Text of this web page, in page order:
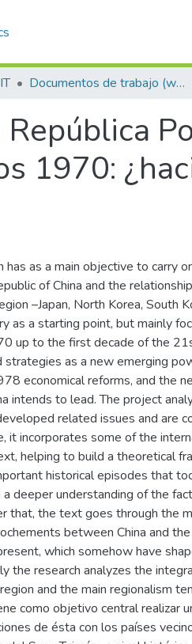
Documentos de trabajo (working papers)
1970:
has as a main objective to carry
of China and the
–Japan, North Korea, South
as a starting point, but mainly
up to the first decade of the
strategies as a new emerging
economical reforms, and the
intends to lead. The project
related issues and are
it incorporates some of the
helping to build a theoretical
historical episodes that
a deeper understanding of the
that, the text goes through the
between China and
which somehow have
the research analyzes the
and the main regionalism
como objetivo central realizar
de ésta con los países